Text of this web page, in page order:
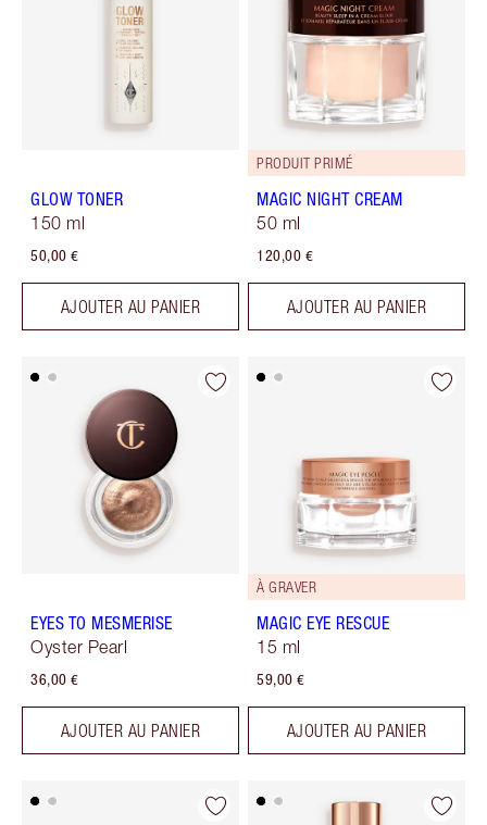
GLOW TONER
150 ml
50,00 €
AJOUTER AU PANIER
PRODUIT PRIMÉ
MAGIC NIGHT CREAM
50 ml
120,00 €
AJOUTER AU PANIER
EYES TO MESMERISE
Oyster Pearl
36,00 €
AJOUTER AU PANIER
À GRAVER
MAGIC EYE RESCUE
15 ml
59,00 €
AJOUTER AU PANIER